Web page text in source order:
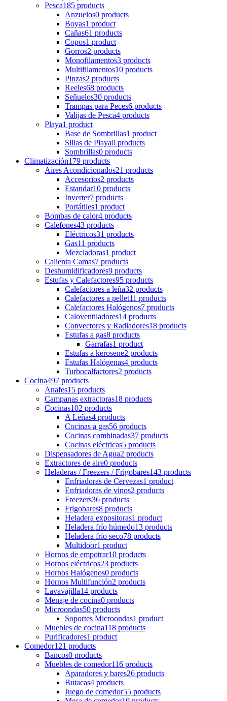
Pesca185 products
Anzuelos0 products
Boyas1 product
Cañas61 products
Copos1 product
Gorros2 products
Monofilamentos3 products
Multifilamentos10 products
Pinzas2 products
Reeles68 products
Señuelos30 products
Trampas para Peces6 products
Valijas de Pesca4 products
Playa1 product
Base de Sombrillas1 product
Sillas de Playa0 products
Sombrillas0 products
Climatización179 products
Aires Acondicionados21 products
Accesorios2 products
Estandar10 products
Inverter7 products
Portátiles1 product
Bombas de calor4 products
Calefones43 products
Eléctricos31 products
Gas11 products
Mezcladoras1 product
Calienta Camas7 products
Deshumidificadores9 products
Estufas y Calefactores95 products
Calefactores a leña32 products
Calefactores a pellet11 products
Calefactores Halógenos7 products
Caloventiladores14 products
Convectores y Radiadores18 products
Estufas a gas8 products
Garrafas1 product
Estufas a kerosene2 products
Estufas Halógenas4 products
Turbocalfactores2 products
Cocina497 products
Anafes15 products
Campanas extractoras18 products
Cocinas102 products
A Leñas4 products
Cocinas a gas56 products
Cocinas combinadas37 products
Cocinas eléctricas5 products
Dispensadores de Agua2 products
Extractores de aire0 products
Heladeras / Freezers / Frigobares143 products
Enfriadoras de Cervezas1 product
Enfriadoras de vinos2 products
Freezers36 products
Frigobares8 products
Heladera expositoras1 product
Heladera frío húmedo13 products
Heladera frío seco78 products
Multidoor1 product
Hornos de empotrar10 products
Hornos eléctricos23 products
Hornos Halógenos0 products
Hornos Multifunción2 products
Lavavajilla14 products
Menaje de cocina0 products
Microondas50 products
Soportes Microondas1 product
Muebles de cocina118 products
Purificadores1 product
Comedor121 products
Bancos0 products
Muebles de comedor116 products
Aparadores y bares26 products
Butacas4 products
Juego de comedor55 products